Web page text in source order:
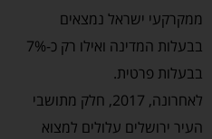
ממקרקעי ישראל נמצאים
בבעלות המדינה ואילו רק כ-7%
בבעלות פרטית.
לאחרונה, 2017, חלק מתושבי
העיר ירושלים עלולים למצוא